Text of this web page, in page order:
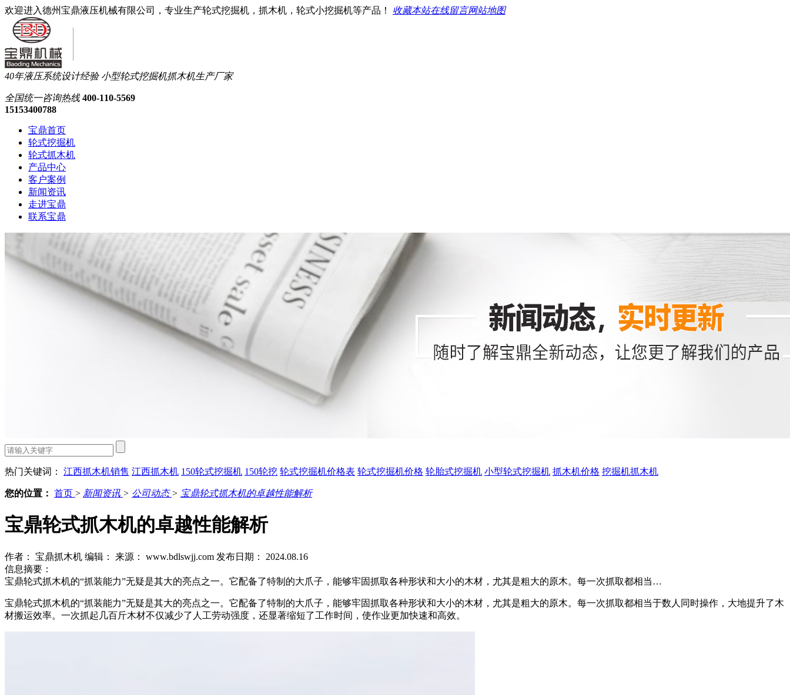
欢迎进入德州宝鼎液压机械有限公司，专业生产轮式挖掘机，抓木机，轮式小挖掘机等产品！ 收藏本站在线留言网站地图
40年液压系统设计经验 小型轮式挖掘机抓木机生产厂家
全国统一咨询热线 400-110-5569
15153400788
宝鼎首页
轮式挖掘机
轮式抓木机
产品中心
客户案例
新闻资讯
走进宝鼎
联系宝鼎
热门关键词： 江西抓木机销售 江西抓木机 150轮式挖掘机 150轮挖 轮式挖掘机价格表 轮式挖掘机价格 轮胎式挖掘机 小型轮式挖掘机 抓木机价格 挖掘机抓木机
您的位置： 首页 > 新闻资讯 > 公司动态> 宝鼎轮式抓木机的卓越性能解析
宝鼎轮式抓木机的卓越性能解析
作者： 宝鼎抓木机 编辑： 来源： www.bdlswjj.com 发布日期： 2024.08.16
信息摘要：
宝鼎轮式抓木机的“抓装能力”无疑是其大的亮点之一。它配备了特制的大爪子，能够牢固抓取各种形状和大小的木材，尤其是粗大的原木。每一次抓取都相当…
宝鼎轮式抓木机的“抓装能力”无疑是其大的亮点之一。它配备了特制的大爪子，能够牢固抓取各种形状和大小的木材，尤其是粗大的原木。每一次抓取都相当于数人同时操作，大地提升了木
材搬运效率。一次抓起几百斤木材不仅减少了人工劳动强度，还显著缩短了工作时间，使作业更加快速和高效。